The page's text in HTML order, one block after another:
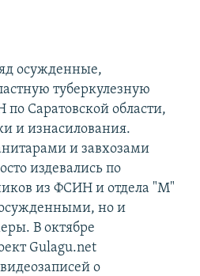
осужденные,
туберкулезную
Саратовской области,
и изнасилования.
и завхозами
издевались по
из ФСИН и отдела "М"
но и
В октябре
Gulagu.net
о